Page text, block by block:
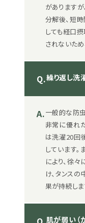
があります
分解後、短
しても経口
されないた
Q.繰り返し洗
A.一般的な防
非常に優れ
は洗濯20回
しています
により、徐
け、タンス
果が持続しま
肌が弱い（